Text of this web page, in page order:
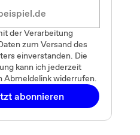
der Verarbeitung
zum Versand des
einverstanden. Die
kann ich jederzeit
Abmeldelink widerrufen.
abonnieren